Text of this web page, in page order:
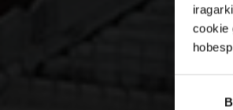
cookie